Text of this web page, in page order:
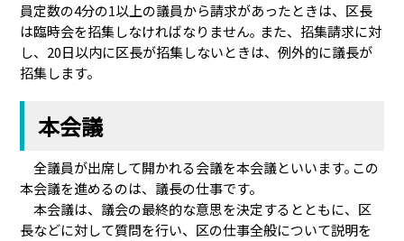
員定数の4分の1以上の議員から請求があったときは、区長
は臨時会を招集しなければなりません｡ また、招集請求に対
し、20日以内に区長が招集しないときは、例外的に議長が
招集します。
本会議
全議員が出席して開かれる会議を本会議といいます｡この
本会議を進めるのは、議長の仕事です。
本会議は、議会の最終的な意思を決定するとともに、区
長などに対して質問を行い、区の仕事全般について説明を